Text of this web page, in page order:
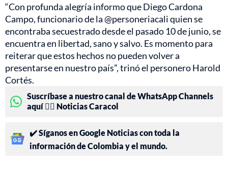
“Con profunda alegría informo que Diego Cardona
Campo, funcionario de la @personeriacali quien se
encontraba secuestrado desde el pasado 10 de junio, se
encuentra en libertad, sano y salvo. Es momento para
reiterar que estos hechos no pueden volver a
presentarse en nuestro país”, trinó el personero Harold
Cortés.
Suscríbase a nuestro canal de WhatsApp Channels
aquí 👉🏻 Noticias Caracol
✔️ Síganos en Google Noticias con toda la
información de Colombia y el mundo.